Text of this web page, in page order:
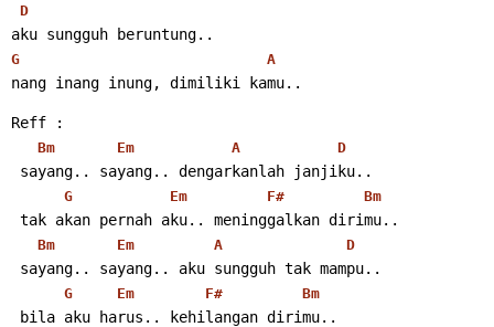
D
aku sungguh beruntung..
G A
nang inang inung, dimiliki kamu..
Reff :
Bm Em A D
sayang.. sayang.. dengarkanlah janjiku..
G Em F# Bm
tak akan pernah aku.. meninggalkan dirimu..
Bm Em A D
sayang.. sayang.. aku sungguh tak mampu..
G Em F# Bm
bila aku harus.. kehilangan dirimu..